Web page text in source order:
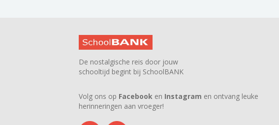
De nostalgische reis door jouw
schooltijd begint bij SchoolBANK
Volg ons op Facebook en Instagram en ontvang leuke
herinneringen aan vroeger!